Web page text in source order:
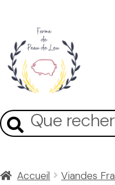
Aller
navigation
Aller
Recherche
pour :
Recherche
Accueil Viandes